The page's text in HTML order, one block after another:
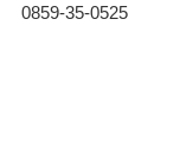
0859-35-0525